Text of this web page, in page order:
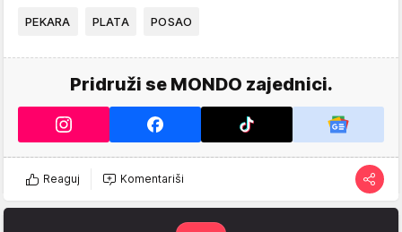
PEKARA PLATA POSAO
Pridruži se MONDO zajednici.
Reaguj Komentariši